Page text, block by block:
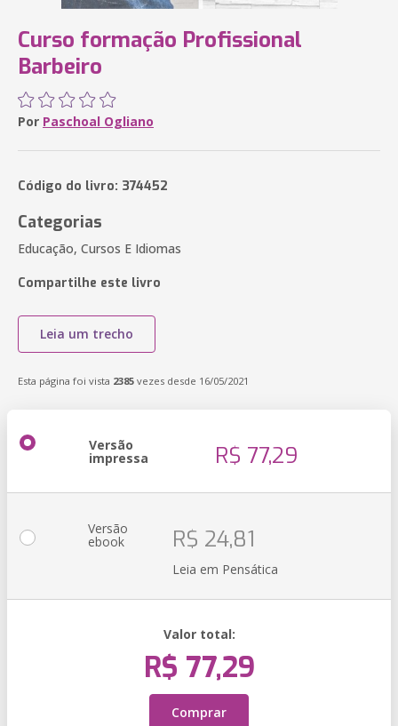
Curso formação Profissional
Barbeiro
Por Paschoal Ogliano
Código do livro: 374452
Categorias
Educação, Cursos E Idiomas
Compartilhe este livro
Leia um trecho
Esta página foi vista 2385 vezes desde 16/05/2021
Versão
impressa R$ 77,29
Versão
ebook R$ 24,81
Leia em Pensática
Valor total:
R$ 77,29
Comprar